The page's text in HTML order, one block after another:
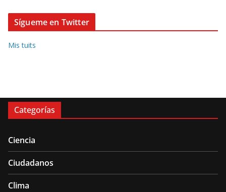
Sígueme en Twitter
Mis tuits
Categorías
Ciencia
Ciudadanos
Clima